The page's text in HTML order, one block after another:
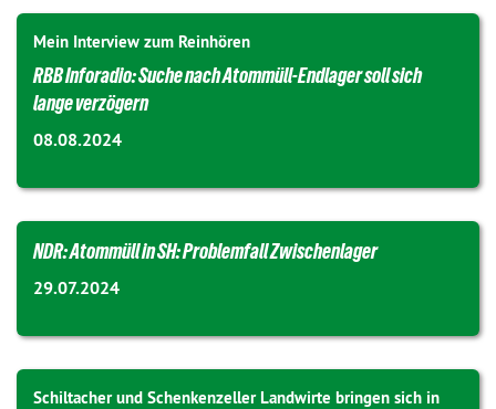
Mein Interview zum Reinhören
RBB Inforadio: Suche nach Atommüll-Endlager soll sich
lange verzögern
08.08.2024
NDR: Atommüll in SH: Problemfall Zwischenlager
29.07.2024
Schiltacher und Schenkenzeller Landwirte bringen sich in